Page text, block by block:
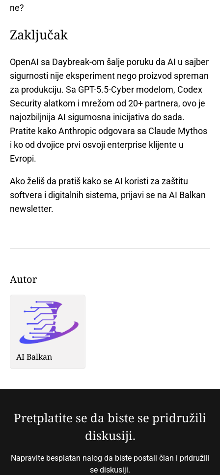
ne?
Zaključak
OpenAI sa Daybreak-om šalje poruku da AI u sajber
sigurnosti nije eksperiment nego proizvod spreman
za produkciju. Sa GPT-5.5-Cyber modelom, Codex
Security alatkom i mrežom od 20+ partnera, ovo je
najozbiljnija AI sigurnosna inicijativa do sada.
Pratite kako Anthropic odgovara sa Claude Mythos
i ko od dvojice prvi osvoji enterprise klijente u
Evropi.
Ako želiš da pratiš kako se AI koristi za zaštitu
softvera i digitalnih sistema, prijavi se na AI Balkan
newsletter.
Autor
AI Balkan
Pretplatite se da biste se pridružili
diskusiji.
Napravite besplatan nalog da biste postali član i pridružili
se diskusiji.